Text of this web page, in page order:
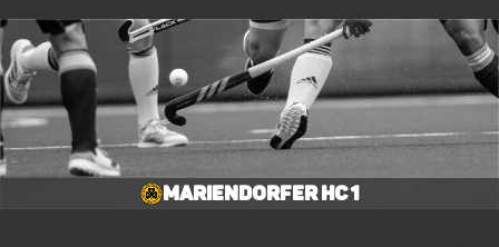
Mariendorfer HC 1